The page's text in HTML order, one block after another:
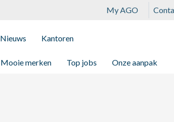
My AGO
Mooie merken Top jobs Onze aanpak
Nieuws Kantoren